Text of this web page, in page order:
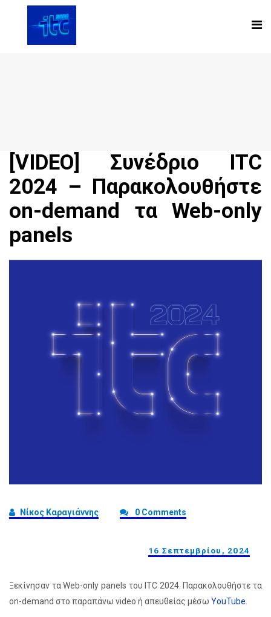
[VIDEO] Συνέδριο ITC
2024 – Παρακολουθήστε
on-demand τα Web-only
panels
Νίκος Καραγιάννης 0 Comments
16 Σεπτεμβρίου, 2024
Ξεκίνησαν τα Web-only panels του ITC 2024. Παρακολουθήστε τα
on-demand στο παραπάνω video ή απευθείας μέσω YouTube